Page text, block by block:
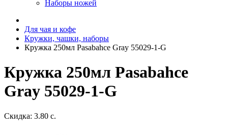
Наборы ножей
Для чая и кофе
Кружки, чашки, наборы
Кружка 250мл Pasabahce Gray 55029-1-G
Кружка 250мл Pasabahce
Gray 55029-1-G
Скидка: 3.80 с.